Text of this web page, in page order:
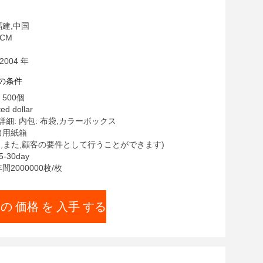
,中国
年
条件
500個
dollar
細: 内包: 布袋,カラーボックス
用紙箱
また,顧客の要件として行うことができます)
30day
2000000枚/枚
価格 を 入手 する